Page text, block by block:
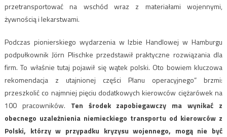
przetransportować na wschód wraz z materiałami wojennymi,
żywnością i lekarstwami.
Podczas pionierskiego wydarzenia w Izbie Handlowej w Hamburgu
podpułkownik Jörn Plischke przedstawił praktyczne rozwiązania dla
firm. To właśnie tutaj pojawił się wątek polski. Oto bowiem kluczowa
rekomendacja z utajnionej części Planu operacyjnego” brzmi:
przeszkolić co najmniej pięciu dodatkowych kierowców ciężarówek na
100 pracowników. Ten środek zapobiegawczy ma wynikać z
obecnego uzależnienia niemieckiego transportu od kierowców z
Polski, którzy w przypadku kryzysu wojennego, mogą nie być